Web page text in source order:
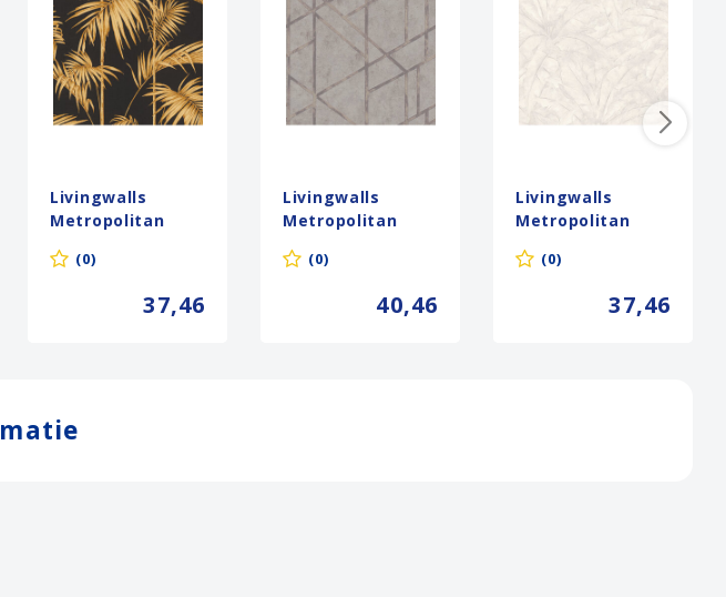
Livingwalls
Metropolitan
Stories goud
behang | 369195
(0)
37,46
Livingwalls
Metropolitan
Stories grijs
behang | 369282
(0)
40,46
Livingwalls
Metropolitan
Stories grijs
behang | 369274
(0)
37,46